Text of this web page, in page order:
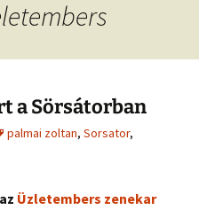
a Sörsátorban
palmai zoltan, Sorsator,
Üzletembers zenekar